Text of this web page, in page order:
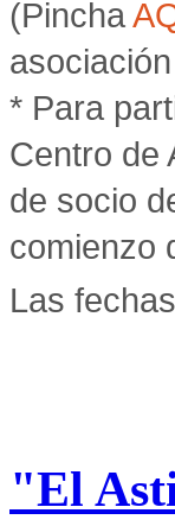
(Pincha
* Para
Centro de
de socio
comienzo
Las
"El